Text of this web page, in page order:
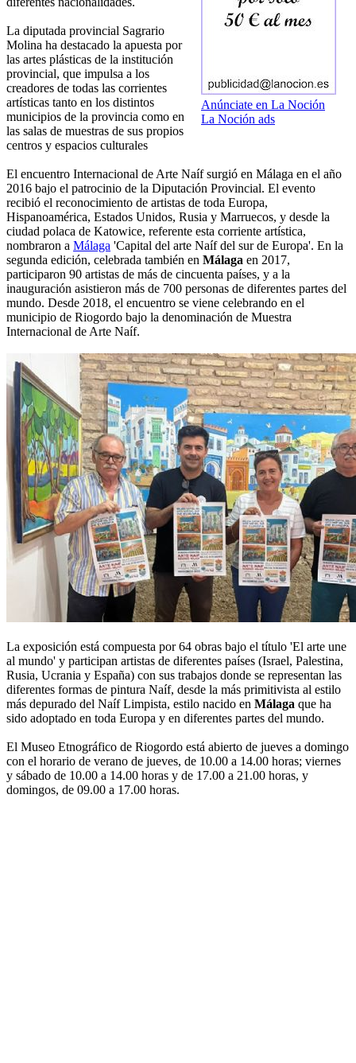
Anúnciate en La Noción
La Noción ads
La diputada provincial Sagrario
Molina ha destacado la apuesta por
las artes plásticas de la institución
provincial, que impulsa a los
creadores de todas las corrientes
artísticas tanto en los distintos
municipios de la provincia como en
las salas de muestras de sus propios
centros y espacios culturales
El encuentro Internacional de Arte Naíf surgió en Málaga en el año
2016 bajo el patrocinio de la Diputación Provincial. El evento
recibió el reconocimiento de artistas de toda Europa,
Hispanoamérica, Estados Unidos, Rusia y Marruecos, y desde la
ciudad polaca de Katowice, referente esta corriente artística,
nombraron a Málaga 'Capital del arte Naíf del sur de Europa'. En la
segunda edición, celebrada también en Málaga en 2017,
participaron 90 artistas de más de cincuenta países, y a la
inauguración asistieron más de 700 personas de diferentes partes del
mundo. Desde 2018, el encuentro se viene celebrando en el
municipio de Riogordo bajo la denominación de Muestra
Internacional de Arte Naíf.
La exposición está compuesta por 64 obras bajo el título 'El arte une
al mundo' y participan artistas de diferentes países (Israel, Palestina,
Rusia, Ucrania y España) con sus trabajos donde se representan las
diferentes formas de pintura Naíf, desde la más primitivista al estilo
más depurado del Naíf Limpista, estilo nacido en Málaga que ha
sido adoptado en toda Europa y en diferentes partes del mundo.
El Museo Etnográfico de Riogordo está abierto de jueves a domingo
con el horario de verano de jueves, de 10.00 a 14.00 horas; viernes
y sábado de 10.00 a 14.00 horas y de 17.00 a 21.00 horas, y
domingos, de 09.00 a 17.00 horas.